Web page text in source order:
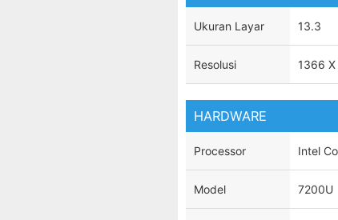
Ukuran Layar 13.3
Resolusi 1366
HARDWARE
Processor Intel
Model 7200U